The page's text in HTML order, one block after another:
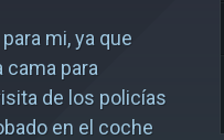
mi, ya que
cama para
de los policías
en el coche